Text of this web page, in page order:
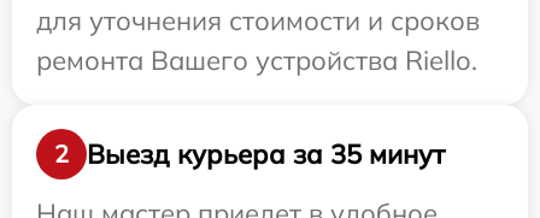
для уточнения стоимости и сроков
ремонта Вашего устройства Riello.
2
Выезд курьера за 35 минут